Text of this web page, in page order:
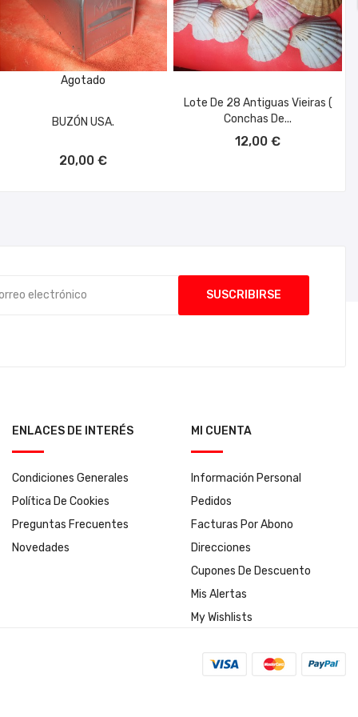
Agotado
BUZÓN USA.
20,00 €
Lote De 28 Antiguas Vieiras (
Conchas De...
12,00 €
ENLACES DE INTERÉS
Condiciones Generales
Política De Cookies
Preguntas Frecuentes
Novedades
MI CUENTA
Información Personal
Pedidos
Facturas Por Abono
Direcciones
Cupones De Descuento
Mis Alertas
My Wishlists